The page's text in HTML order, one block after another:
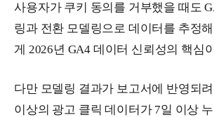
사용자가 쿠키 동의를 거부했을 때도
링과 전환 모델링으로 데이터를 추정
게 2026년 GA4 데이터 신뢰성의 핵심
다만 모델링 결과가 보고서에 반영되
이상의 광고 클릭 데이터가 7일 이상